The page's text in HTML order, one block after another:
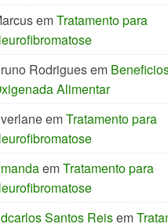
emTratamento para
Rodriguesem
Alimentar
emTratamento para
emTratamento para
Santos Reisem